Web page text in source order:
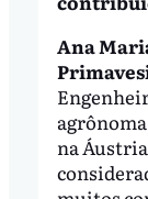
Ana
na